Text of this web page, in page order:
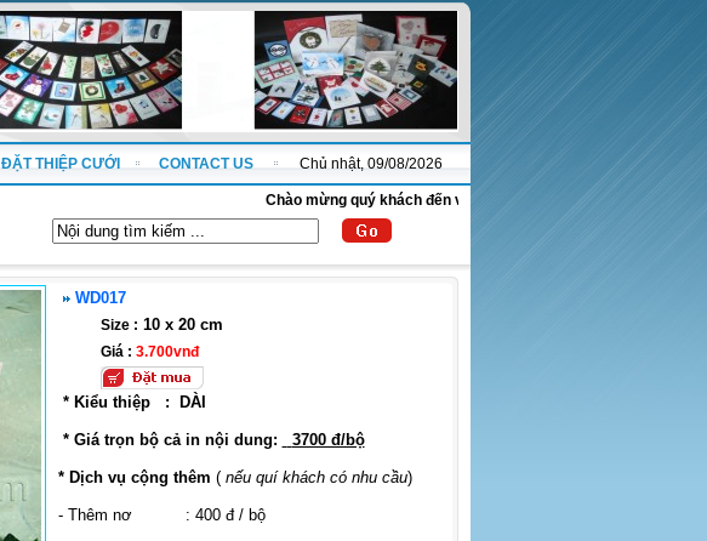
ĐẶT THIỆP CƯỚI CONTACT US Chủ nhật, 09/08/2026
Chào mừng quý khách đến với website thanhnha.com !
WD017
Size : 10 x 20 cm
Giá : 3.700vnđ
* Kiểu thiệp : DÀI
* Giá trọn bộ cả in nội dung: 3700 đ/bộ
* Dịch vụ cộng thêm ( nếu quí khách có nhu cầu)
- Thêm nơ : 400 đ / bộ